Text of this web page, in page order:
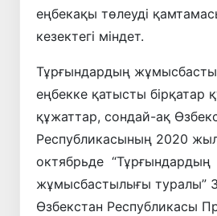
еңбекақы төлеуді
кезектегі міндет.
Тұрғындардың
еңбекке қатысты бірқатар
құжаттар, сондай-ақ
Республикасының 2020
октябрьде “Тұрғындардың
жұмысбастылығы туралы”
Өзбекстан Республикасы